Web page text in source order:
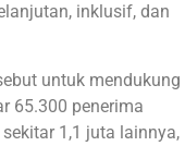
inklusif, dan
untuk mendukung
65.300 penerima
1,1 juta lainnya,